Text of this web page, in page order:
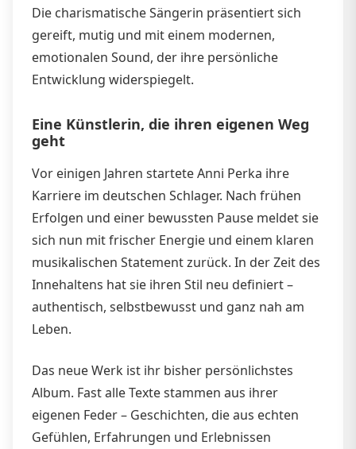
Die charismatische Sängerin präsentiert sich
gereift, mutig und mit einem modernen,
emotionalen Sound, der ihre persönliche
Entwicklung widerspiegelt.
Eine Künstlerin, die ihren eigenen Weg
geht
Vor einigen Jahren startete Anni Perka ihre
Karriere im deutschen Schlager. Nach frühen
Erfolgen und einer bewussten Pause meldet sie
sich nun mit frischer Energie und einem klaren
musikalischen Statement zurück. In der Zeit des
Innehaltens hat sie ihren Stil neu definiert –
authentisch, selbstbewusst und ganz nah am
Leben.
Das neue Werk ist ihr bisher persönlichstes
Album. Fast alle Texte stammen aus ihrer
eigenen Feder – Geschichten, die aus echten
Gefühlen, Erfahrungen und Erlebnissen